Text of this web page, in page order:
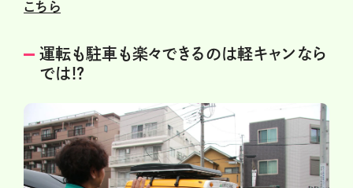
こちら
運転も駐車も楽々できるのは軽キャンなら
では!?